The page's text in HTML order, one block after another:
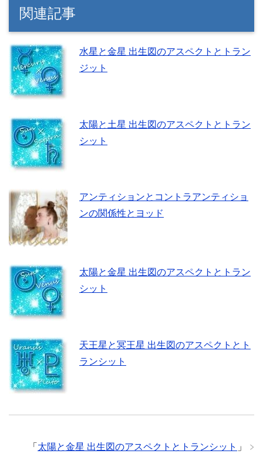
関連記事
水星と金星 出生図のアスペクトとトラン
ジット
太陽と土星 出生図のアスペクトとトラン
シット
アンティションとコントラアンティショ
ンの関係性とヨッド
太陽と金星 出生図のアスペクトとトラン
シット
天王星と冥王星 出生図のアスペクトとト
ランシット
「 太陽と金星 出生図のアスペクトとトランシット 」